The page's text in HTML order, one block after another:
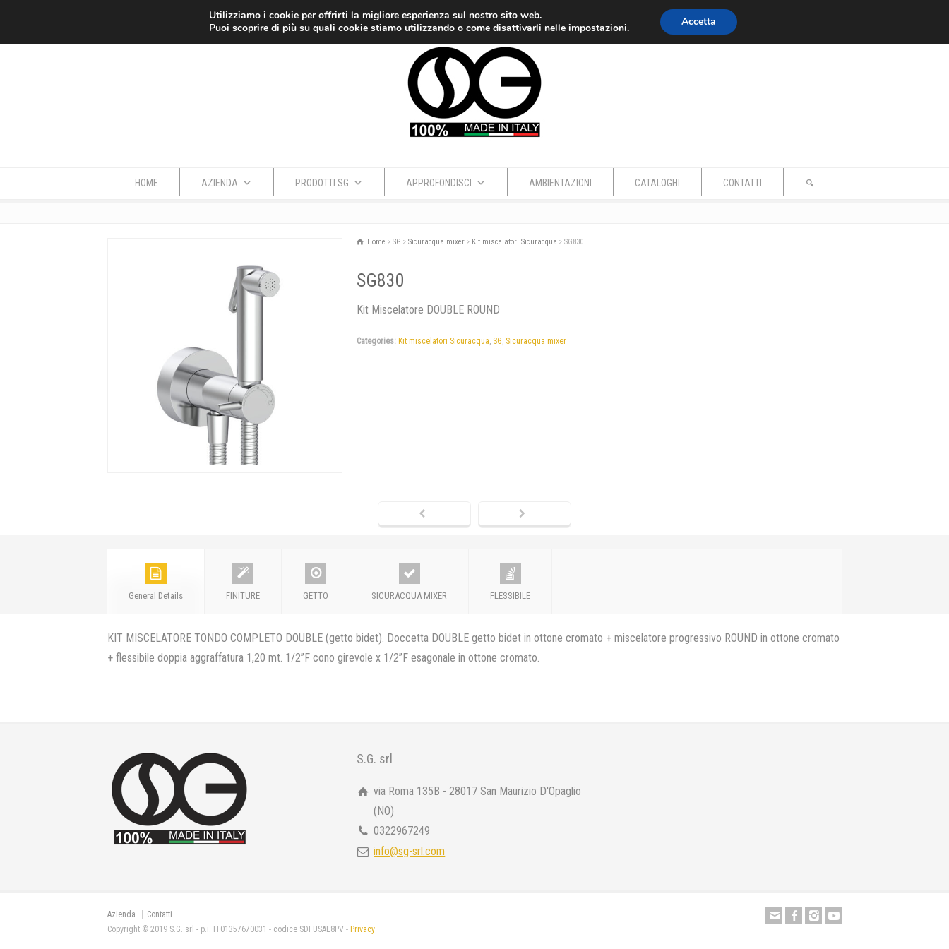
Contatti
HOME AZIENDA PRODOTTI SG APPROFONDISCI AMBIENTAZIONI CATALOGHI CONTATTI
Home SG Sicuracqua mixer Kit miscelatori Sicuracqua SG830
SG830
Kit Miscelatore DOUBLE ROUND
Categories: Kit miscelatori Sicuracqua, SG, Sicuracqua mixer
General Details FINITURE GETTO SICURACQUA MIXER FLESSIBILE
KIT MISCELATORE TONDO COMPLETO DOUBLE (getto bidet). Doccetta DOUBLE getto bidet in ottone cromato + miscelatore progressivo ROUND in ottone cromato
+ flessibile doppia aggraffatura 1,20 mt. 1/2”F cono girevole x 1/2”F esagonale in ottone cromato.
S.G. srl
via Roma 135B - 28017 San Maurizio D'Opaglio
(NO)
0322967249
info@sg-srl.com
Azienda
Contatti
Copyright © 2019 S.G. srl - p.i. IT01357670031 - codice SDI USAL8PV - Privacy
Utilizziamo i cookie per offrirti la migliore esperienza sul nostro sito web.
Puoi scoprire di più su quali cookie stiamo utilizzando o come disattivarli nelle impostazioni. Accetta